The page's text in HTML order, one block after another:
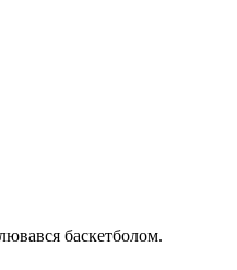
баскетболом.